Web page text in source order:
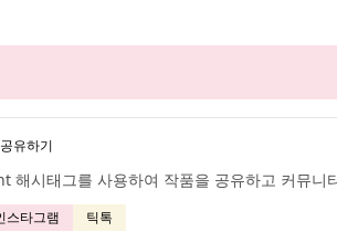
유하기
시태그를 사용하여 작품을 공유하고 커뮤니
스타그램 틱톡